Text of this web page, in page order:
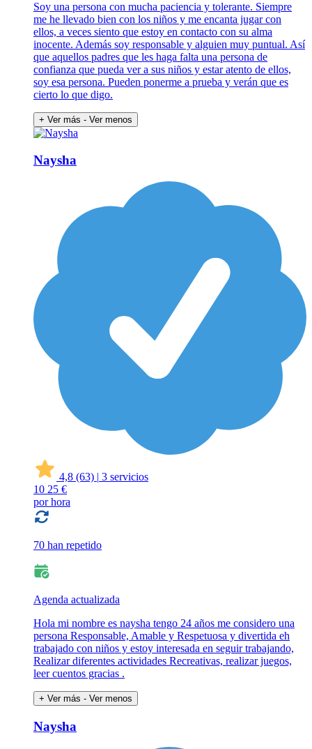
Soy una persona con mucha paciencia y tolerante. Siempre
me he llevado bien con los niños y me encanta jugar con
ellos, a veces siento que estoy en contacto con su alma
inocente. Además soy responsable y alguien muy puntual. Así
que aquellos padres que les haga falta una persona de
confianza que pueda ver a sus niños y estar atento de ellos,
soy esa persona. Pueden ponerme a prueba y verán que es
cierto lo que digo.
+ Ver más - Ver menos
Naysha
4,8 (63) | 3 servicios
10 25 €
por hora
70 han repetido
Agenda actualizada
Hola mi nombre es naysha tengo 24 años me considero una
persona Responsable, Amable y Respetuosa y divertida eh
trabajado con niños y estoy interesada en seguir trabajando,
Realizar diferentes actividades Recreativas, realizar juegos,
leer cuentos gracias .
+ Ver más - Ver menos
Naysha